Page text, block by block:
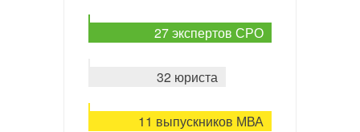
27 экспертов СРО
32 юриста
11 выпускников МВА